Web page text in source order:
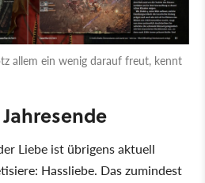
allem ein wenig darauf freut, kennt
Liebe ist übrigens aktuell
Hassliebe. Das zumindest